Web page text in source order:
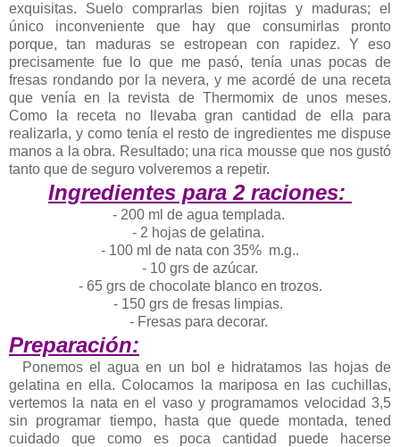
exquisitas. Suelo comprarlas bien rojitas y maduras; el
único inconveniente que hay que consumirlas pronto
porque, tan maduras se estropean con rapidez. Y eso
precisamente fue lo que me pasó, tenía unas pocas de
fresas rondando por la nevera, y me acordé de una receta
que venía en la revista de Thermomix de unos meses.
Como la receta no llevaba gran cantidad de ella para
realizarla, y como tenía el resto de ingredientes me dispuse
manos a la obra. Resultado; una rica mousse que nos gustó
tanto que de seguro volveremos a repetir.
Ingredientes para 2 raciones:
- 200 ml de agua templada.
- 2 hojas de gelatina.
- 100 ml de nata con 35% m.g..
- 10 grs de azúcar.
- 65 grs de chocolate blanco en trozos.
- 150 grs de fresas limpias.
- Fresas para decorar.
Preparación:
Ponemos el agua en un bol e hidratamos las hojas de
gelatina en ella. Colocamos la mariposa en las cuchillas,
vertemos la nata en el vaso y programamos velocidad 3,5
sin programar tiempo, hasta que quede montada, tened
cuidado que como es poca cantidad puede hacerse